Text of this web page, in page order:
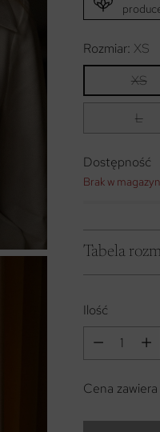
Rozmiar: XS
XS
L
Dostępność
Brak w
Tabela
Ilość
Cena